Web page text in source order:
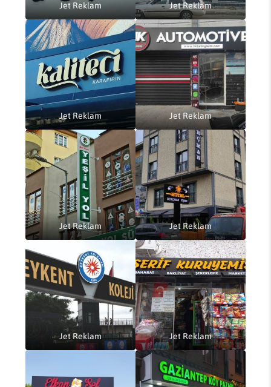
Jet Reklam Jet Reklam
Jet Reklam Jet Reklam
Jet Reklam Jet Reklam
Jet Reklam Jet Reklam